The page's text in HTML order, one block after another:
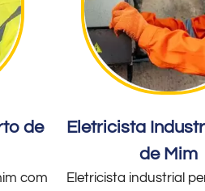
de
com
Eletricista
de Mim
Eletricista industrial